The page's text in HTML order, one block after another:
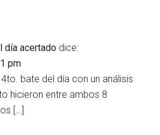
día acertado dice:
pm
bate del día con un análisis
hicieron entre ambos 8
[…]